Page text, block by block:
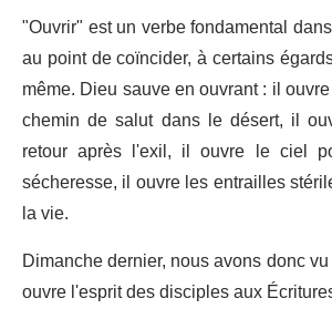
"Ouvrir" est un verbe fondamental
au point de coïncider, à certains
même. Dieu sauve en ouvrant : il
chemin de salut dans le désert, il
retour après l'exil, il ouvre le ciel
sécheresse, il ouvre les entrailles
la vie.
Dimanche dernier, nous avons donc
ouvre l'esprit des disciples aux